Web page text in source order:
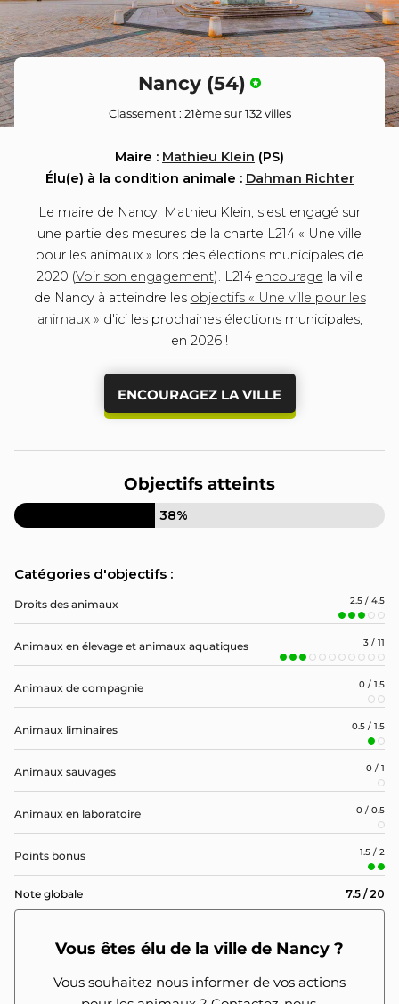
Nancy (54)
Classement : 21ème sur 132 villes
Maire : Mathieu Klein (PS)
Élu(e) à la condition animale : Dahman Richter
Le maire de Nancy, Mathieu Klein, s'est engagé sur
une partie des mesures de la charte L214 « Une ville
pour les animaux » lors des élections municipales de
2020 (Voir son engagement). L214 encourage la ville
de Nancy à atteindre les objectifs « Une ville pour les
animaux » d'ici les prochaines élections municipales,
en 2026 !
ENCOURAGEZ LA VILLE
Objectifs atteints
38%
Catégories d'objectifs :
Droits des animaux 2.5 / 4.5
Animaux en élevage et animaux aquatiques 3 / 11
Animaux de compagnie 0 / 1.5
Animaux liminaires 0.5 / 1.5
Animaux sauvages 0 / 1
Animaux en laboratoire 0 / 0.5
Points bonus 1.5 / 2
Note globale 7.5 / 20
Vous êtes élu de la ville de Nancy ?
Vous souhaitez nous informer de vos actions